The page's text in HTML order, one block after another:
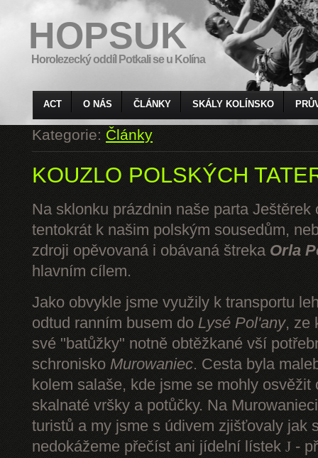
HOPSUK
Horolezecký oddíl Potkali se u Kolína
ACT O NÁS ČLÁNKY SKÁLY KOLÍNSKO
Kategorie:Články
KOUZLO POLSKÝCH
Na sklonku prázdnin naše parta Ještěrek
tentokrát k našim polským sousedům,
zdroji opěvovaná i obávaná štreka Orla
hlavním cílem.
Jako obvykle jsme využily k transportu
odtud ranním busem do Lysé Pol'any, ze
své "batůžky" notně obtěžkané vší
schronisko Murowaniec. Cesta byla
kolem salaše, kde jsme se mohly
skalnaté vršky a potůčky. Na
turistů a my jsme s údivem zjišťovaly jak
nedokážeme přečíst ani jídelní lístek J -